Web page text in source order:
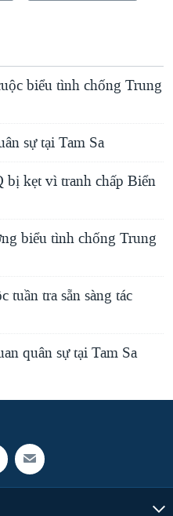
biểu tình chống Trung
sự tại Tam Sa
bị kẹt vì tranh chấp Biển
biểu tình chống Trung
tuần tra sẵn sàng tác
quân sự tại Tam Sa